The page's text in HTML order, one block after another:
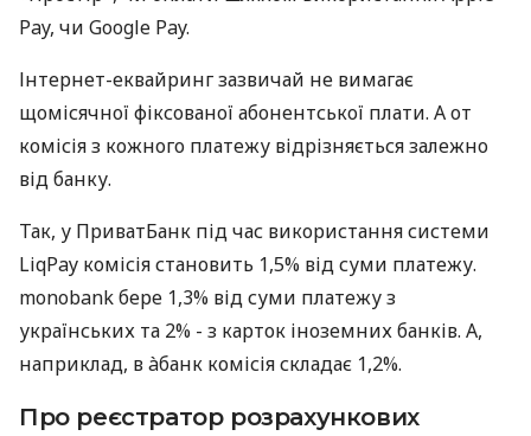
Pay, чи Google Pay.
Інтернет-еквайринг зазвичай не вимагає
щомісячної фіксованої абонентської плати. А от
комісія з кожного платежу відрізняється залежно
від банку.
Так, у ПриватБанк під час використання системи
LiqPay комісія становить 1,5% від суми платежу.
monobank бере 1,3% від суми платежу з
українських та 2% - з карток іноземних банків. А,
наприклад, в àбанк комісія складає 1,2%.
Про реєстратор розрахункових